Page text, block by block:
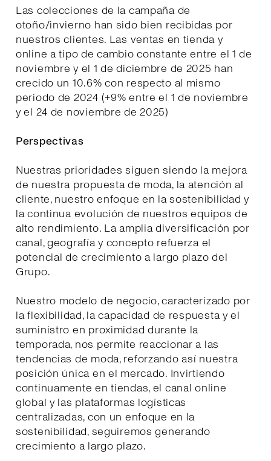
Las colecciones de la campaña de
otoño/invierno han sido bien recibidas por
nuestros clientes. Las ventas en tienda y
online a tipo de cambio constante entre el 1 de
noviembre y el 1 de diciembre de 2025 han
crecido un 10.6% con respecto al mismo
periodo de 2024 (+9% entre el 1 de noviembre
y el 24 de noviembre de 2025)
Perspectivas
Nuestras prioridades siguen siendo la mejora
de nuestra propuesta de moda, la atención al
cliente, nuestro enfoque en la sostenibilidad y
la continua evolución de nuestros equipos de
alto rendimiento. La amplia diversificación por
canal, geografía y concepto refuerza el
potencial de crecimiento a largo plazo del
Grupo.
Nuestro modelo de negocio, caracterizado por
la flexibilidad, la capacidad de respuesta y el
suministro en proximidad durante la
temporada, nos permite reaccionar a las
tendencias de moda, reforzando así nuestra
posición única en el mercado. Invirtiendo
continuamente en tiendas, el canal online
global y las plataformas logísticas
centralizadas, con un enfoque en la
sostenibilidad, seguiremos generando
crecimiento a largo plazo.